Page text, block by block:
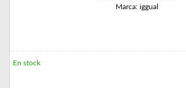
Marca: iggual
En stock